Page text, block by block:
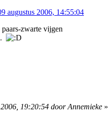
augustus 2006, 14:55:04
zwarte vijgen
19:20:54 door Annemieke »